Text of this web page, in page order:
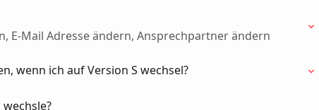
E-Mail Adresse ändern, Ansprechpartner ändern
wenn ich auf Version S wechsel?